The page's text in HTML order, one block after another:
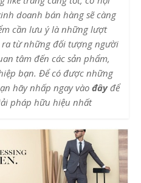
doanh bán hàng sẽ càng
cần lưu ý là những lượt
từ những đối tượng người
tâm đến các sản phẩm,
bạn. Để có được những
hãy nhấp ngay vào đâyđể
pháp hữu hiệu nhất